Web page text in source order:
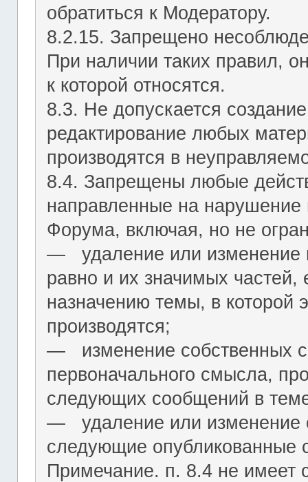
обратиться к Модератору.
8.2.15. Запрещено
При наличии таких правил,
к которой относятся.
8.3. Не допускается
редактирование любых
производятся в
8.4. Запрещены любые
направленные на
Форума, включая, но не
― удаление или изменение
равно и их значимых частей,
назначению темы, в которой
производятся;
― изменение собственных
первоначального смысла,
следующих сообщений в
― удаление или изменение
следующие
Примечание. п. 8.4 не имеет